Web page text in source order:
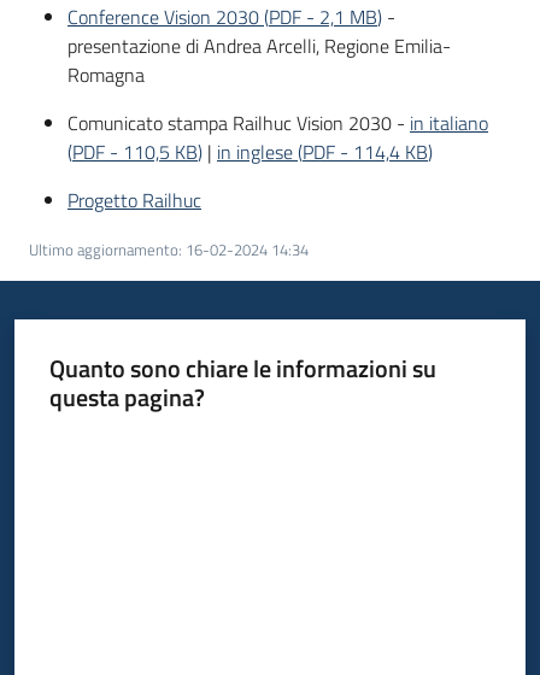
Progetti
Menu selezionato
Osservatorio
educazione
stradale
Seguici
Conference Vision 2030(PDF - 2,1 MB) -
presentazione di Andrea Arcelli, Regione Emilia-
Romagna
Comunicato stampa Railhuc Vision 2030 - in italiano
(PDF - 110,5 KB) | in inglese(PDF - 114,4 KB)
Progetto Railhuc
Ultimo aggiornamento: 16-02-2024 14:34
Quanto sono chiare le informazioni su
questa pagina?